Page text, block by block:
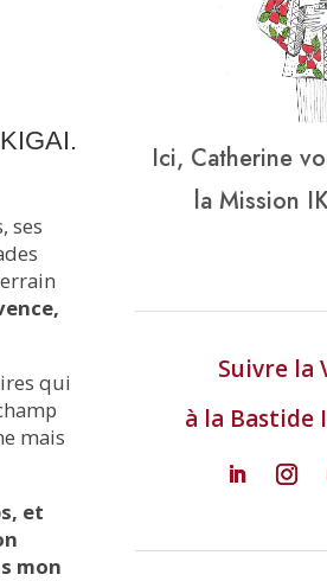
ses
qui
mais
et
mon
Ici, Catherine
la Mission
Suivre la
à la Bastide